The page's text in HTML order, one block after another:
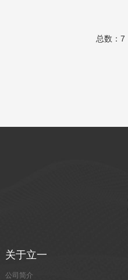
总数：7
关于立一
公司简介